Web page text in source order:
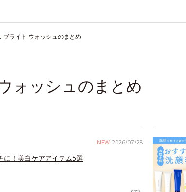
ブライト ウォッシュのまとめ
ォッシュのまとめ
NEW 2026/07/28
に！美白ケアアイテム5選